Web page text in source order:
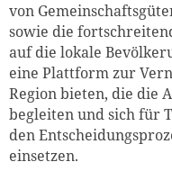
von
sowie die
auf die lokale
eine Plattform zur
Region bieten, die die
begleiten und sich für
den
einsetzen.